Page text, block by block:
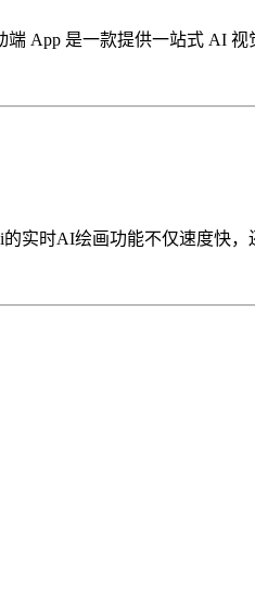
App 是一款提供一站式 AI
实时AI绘画功能不仅速度快